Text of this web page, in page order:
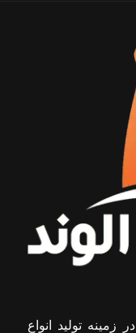
فروشگاه کیسه الوند از سال 1390 در زمینه تولید انواع